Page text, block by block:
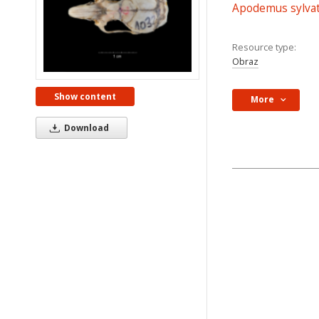
Show content
Download
Apodemus
Resource type:
Obraz
More